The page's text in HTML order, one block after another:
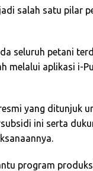
salah satu pilar
seluruh petani
melalui aplikasi i-
yang ditunjuk
ini serta
program